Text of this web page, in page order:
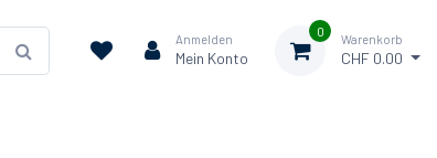
Anmelden
Mein Konto
0
Warenkorb
CHF 0.00